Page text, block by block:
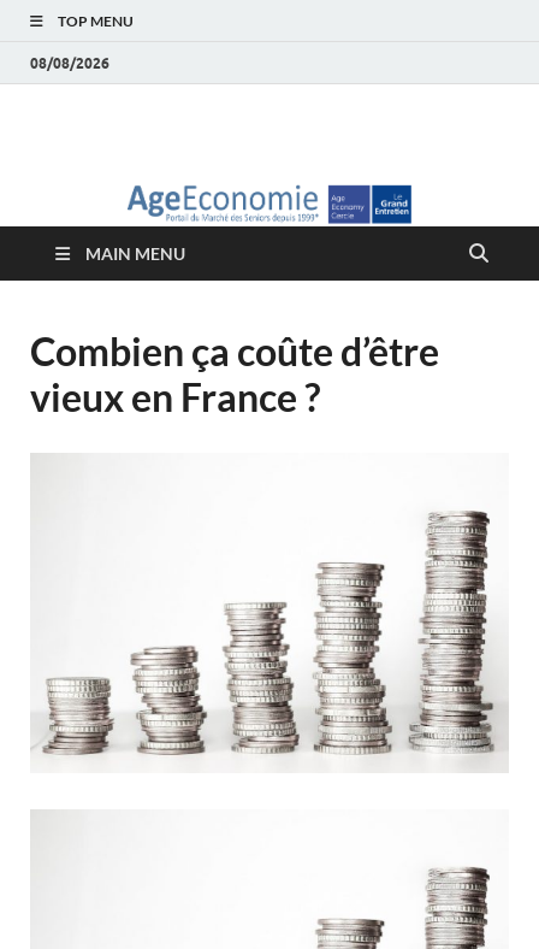
TOP MENU
08/08/2026
économie – Marché
des Seniors
MAIN MENU
Combien ça coûte d’être
vieux en France ?